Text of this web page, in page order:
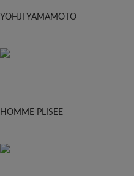
YOHJI YAMAMOTO
HOMME PLISEE